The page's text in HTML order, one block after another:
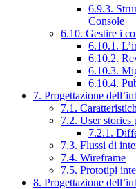
6.9.3.
Console
6.10. Gestire i
6.10.1.
6.10.2.
6.10.3.
6.10.4.
7. Progettazione
7.1.
7.2. User stories
7.2.1.
7.3. Flussi di
7.4. Wireframe
7.5. Prototipi
8. Progettazione